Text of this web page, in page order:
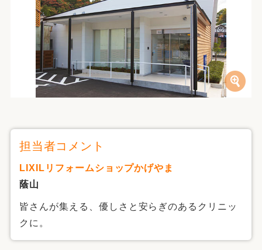
担当者コメント
LIXILリフォームショップかげやま
蔭山
皆さんが集える、優しさと安らぎのあるクリニッ
クに。